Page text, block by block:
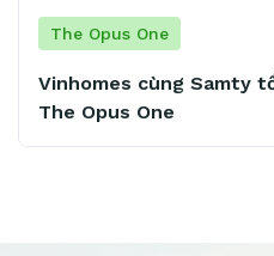
One
cùng Samty tổ chức lễ
One